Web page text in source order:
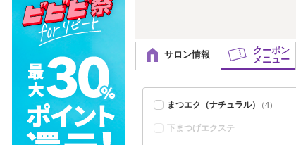
サロン情報
クーポン
メニュー
まつエク（ナチュラル） （4）
下まつげエクステ